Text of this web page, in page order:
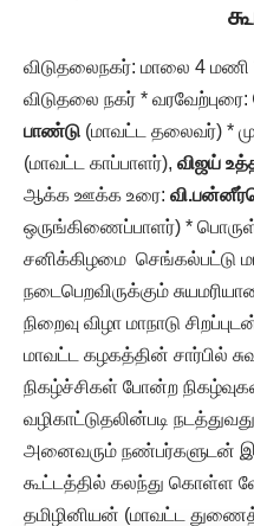
விடுதலைநகர்: மாலை 4 மணி
விடுதலை நகர் * வரவேற்புரை:
பாண்டு (மாவட்ட தலைவர்) *
(மாவட்ட காப்பாளர்), விஜய்
ஆக்க ஊக்க உரை:
ஒருங்கிணைப்பாளர்) *
சனிக்கிழமை செங்கல்பட்டு
நடைபெறவிருக்கும்
நிறைவு விழா மாநாடு
மாவட்ட கழகத்தின் சார்பில்
நிகழ்ச்சிகள் போன்ற
வழிகாட்டுதலின்படி
அனைவரும் நண்பர்களுடன்
கூட்டத்தில் கலந்து கொள்ள
தமிழினியன் (மாவட்ட